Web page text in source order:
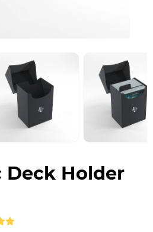
Deck Holder